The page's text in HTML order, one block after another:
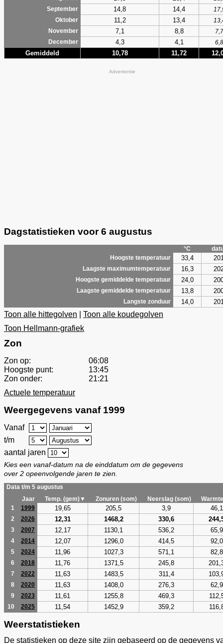
September
14,8 14,4
Oktober
11,2 13,4
November
7,1 8,8
7,7
December
4,3 4,1 6,8
Gemiddeld 10,78 11,72
Advertentie
Dagstatistieken voor 6 augustus
°C
Hoogste temperatuur
33,4
Laagste maximumtemperatuur 16,3
Hoogste gemiddelde temperatuur 24,0
Laagste gemiddelde temperatuur 13,8
Langste zonduur 14,0
Toon alle hittegolven
Toon alle koudegolven
Toon Hellmann-grafiek
Zon
Zon op:
06:08
Hoogste punt:
13:45
Zon onder:
21:21
Actuele temperatuur
Weergegevens vanaf 1999
Vanaf
t/m
aantal jaren
Kies een vanaf-datum na de einddatum om de gegevens
over 2 opeenvolgende jaren te zien.
Data t/m 5 augustus
Jaar
Temp. (gem)▼ Zonuren (som) Neerslag (som)
1
1999 19,65 205,5 3,9 46,1
2 2026 12,31 1468,2 330,6
3 2007 12,17 1130,1 536,2 65,9
4 2014 12,07 1296,0 414,5 92,0
5 2024 11,96 1027,3 571,1 82,8
6 2018 11,76 1371,5 245,8
7 2022 11,63 1483,5 311,4
8 2020 11,63 1408,0 276,3 62,9
9 2023 11,61 1255,8 469,3
10 2025 11,54 1452,9 359,2
Weerstatistieken
De statistieken op deze site zijn gebaseerd op de gegevens